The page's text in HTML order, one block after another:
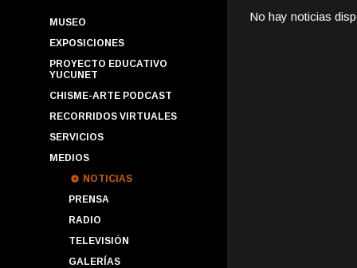
MUSEO
EXPOSICIONES
PROYECTO EDUCATIVO
YUCUNET
CHISME-ARTE PODCAST
RECORRIDOS VIRTUALES
SERVICIOS
MEDIOS
NOTICIAS
PRENSA
RADIO
TELEVISIÓN
GALERÍAS
No hay noticias